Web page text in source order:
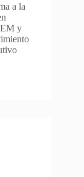
a la
y